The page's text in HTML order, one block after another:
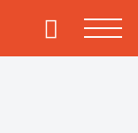
Primary